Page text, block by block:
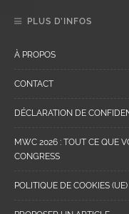
PLUS D’INFOS
À PROPOS
CONTACT
DÉCLARATION DE
MWC 2026 : TOUT CE QUE
CONGRESS
POLITIQUE DE COOKIES (UE)